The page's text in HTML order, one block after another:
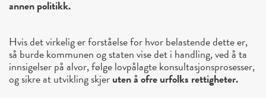
annen politikk.
Hvis det virkelig er forståelse for hvor belastende dette er,
så burde kommunen og staten vise det i handling, ved å ta
innsigelser på alvor, følge lovpålagte konsultasjonsprosesser,
og sikre at utvikling skjeruten å ofre urfolks rettigheter.